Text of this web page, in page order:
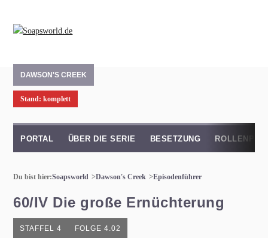
DAWSON'S CREEK
Stand: komplett
PORTAL ÜBER DIE SERIE BESETZUNG
Du bist hier:Soapsworld Dawson's Creek Episodenführer
60/IV Die große Ernüchterung
STAFFEL 4 FOLGE 4.02